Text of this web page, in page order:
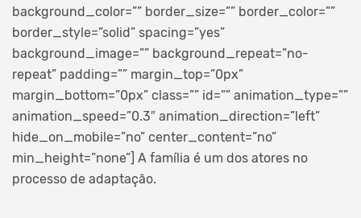
background_color=”” border_size=”” border_color=””
border_style=”solid” spacing=”yes”
background_image=”” background_repeat=”no-
repeat” padding=”” margin_top=”0px”
margin_bottom=”0px” class=”” id=”” animation_type=””
animation_speed=”0.3″ animation_direction=”left”
hide_on_mobile=”no” center_content=”no”
min_height=”none”] A família é um dos atores no
processo de adaptação.